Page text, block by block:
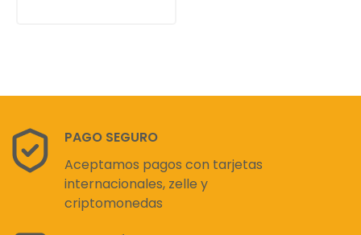
PAGO SEGURO
Aceptamos pagos con tarjetas
internacionales, zelle y
criptomonedas